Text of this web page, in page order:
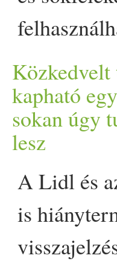
verzióból
az étel
nyomja
a sofrito
lángon
pak choi-
first on
belőle
salátával,
érdemes
adagban
kisült
Közkedvelt
kapható
sokan úgy
lesz
A Lidl és
is